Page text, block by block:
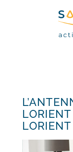
LORIENT